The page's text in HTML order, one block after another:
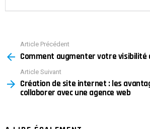
more
Article Précédent
Comment augmenter votre visibilité
Article Suivant
Création de site internet : les
collaborer avec une agence web